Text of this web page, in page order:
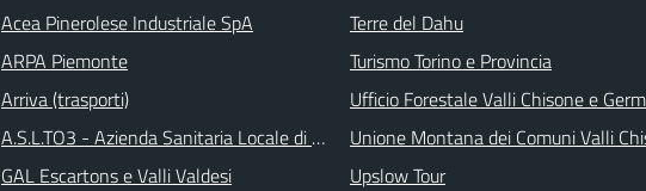
Acea Pinerolese Industriale SpA
ARPA Piemonte
Arriva (trasporti)
A.S.L.TO3 - Azienda Sanitaria Locale di Collegno e Pinerolo
GAL Escartons e Valli Valdesi
Terre del Dahu
Turismo Torino e Provincia
Ufficio Forestale Valli Chisone e
Unione Montana dei Comuni Valli
Upslow Tour